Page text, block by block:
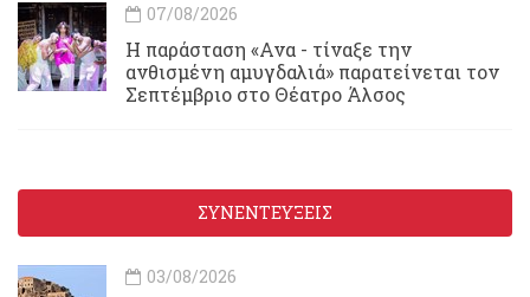
07/08/2026
Η παράσταση «Ανα - τίναξε την
ανθισμένη αμυγδαλιά» παρατείνεται τον
Σεπτέμβριο στο Θέατρο Άλσος
ΣΥΝΕΝΤΕΥΞΕΙΣ
03/08/2026